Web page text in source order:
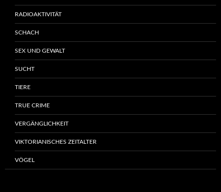
RADIOAKTIVITÄT
SCHACH
SEX UND GEWALT
SUCHT
TIERE
TRUE CRIME
VERGÄNGLICHKEIT
VIKTORIANISCHES ZEITALTER
VÖGEL